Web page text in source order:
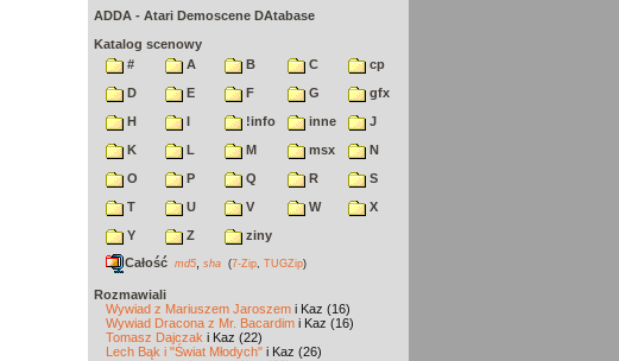
ADDA - Atari Demoscene DAtabase
Katalog scenowy
#
A B C
cp
D
E F G
gfx
H
I !info inne
J
K
L M msx
N
O
P Q R
S
T
U V W
X
Y
Z
ziny
Całość md5 sha (7-Zip TUGZip)
Rozmawiali
Wywiad z Mariuszem Jaroszem i Kaz (16)
Wywiad Dracona z Mr. Bacardim i Kaz (16)
Tomasz Dajczak i Kaz (22)
Lech Bąk i "Świat Młodych" i Kaz (26)